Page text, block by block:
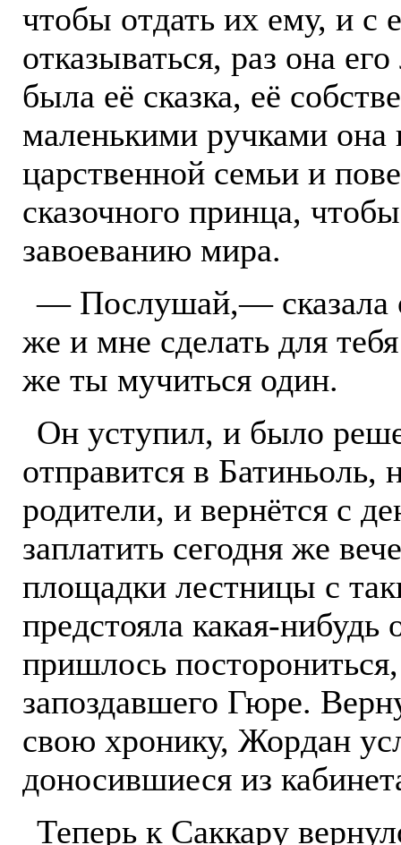
чтобы отдать их ему, и с
отказываться, раз она
была её сказка, её
маленькими ручками
царственной семьи и
сказочного принца,
завоеванию мира.
— Послушай,— сказала
же и мне сделать для
же ты мучиться один.
Он уступил, и было
отправится в
родители, и вернётся с
заплатить сегодня же
площадки лестницы с
предстояла какая-нибудь
пришлось
запоздавшего Гюре.
свою хронику, Жордан
доносившиеся из
Теперь к Саккару